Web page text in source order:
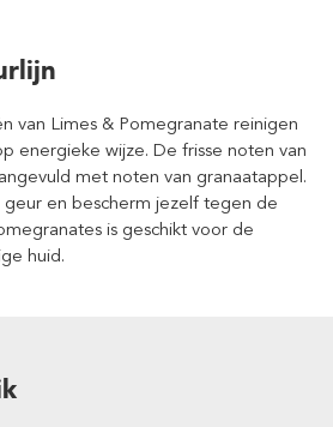
van Limes & Pomegranate reinigen
energieke wijze. De frisse noten van
met noten van granaatappel.
en bescherm jezelf tegen de
is geschikt voor de
huid.